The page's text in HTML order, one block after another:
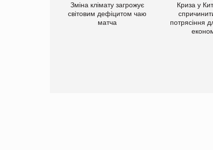
Зміна клімату загрожує
світовим дефіцитом чаю
матча
Криза у
потрясіння